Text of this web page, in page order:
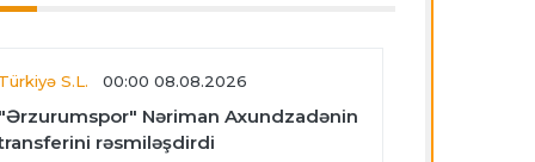
S.L. 00:00 08.08.2026
Nəriman Axundzadənin
rəsmiləşdirdi